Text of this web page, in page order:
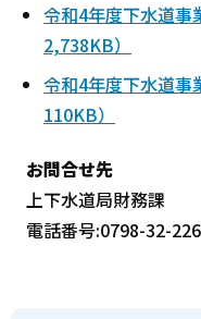
令和4年度下水道事
2,738KB）
令和4年度下水道事
110KB）
お問合せ先
上下水道局財務課
電話番号:0798-32-